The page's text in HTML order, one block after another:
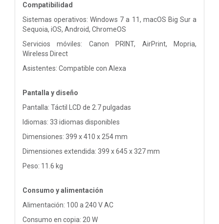
Compatibilidad
Sistemas operativos: Windows 7 a 11, macOS Big Sur a
Sequoia, iOS, Android, ChromeOS
Servicios móviles: Canon PRINT, AirPrint, Mopria,
Wireless Direct
Asistentes: Compatible con Alexa
Pantalla y diseño
Pantalla: Táctil LCD de 2.7 pulgadas
Idiomas: 33 idiomas disponibles
Dimensiones: 399 x 410 x 254 mm
Dimensiones extendida: 399 x 645 x 327 mm
Peso: 11.6 kg
Consumo y alimentación
Alimentación: 100 a 240 V AC
Consumo en copia: 20 W